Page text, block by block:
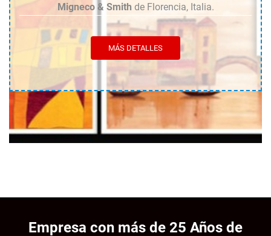
Migneco & Smith de Florencia, Italia.
MÁS DETALLES
Empresa con más de 25 Años de